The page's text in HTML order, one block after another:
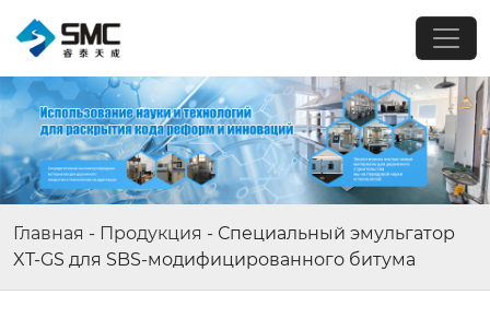
Главная - Продукция - Специальный эмульгатор
XT-GS для SBS-модифицированного битума